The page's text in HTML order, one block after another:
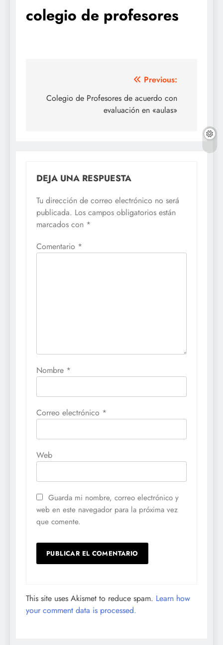
colegio de profesores
de
Previous:
Colegio de Profesores de acuerdo con
evaluación en «aulas»
DEJA UNA RESPUESTA
Tu dirección de correo electrónico no será
publicada. Los campos obligatorios están
marcados con *
Comentario *
Nombre *
Correo electrónico *
Web
Guarda mi nombre, correo electrónico y
web en este navegador para la próxima vez
que comente.
This site uses Akismet to reduce spam. Learn how
your comment data is processed.